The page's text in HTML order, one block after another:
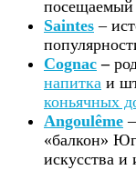
посещаемый
Saintes –
Cognac –
напитка и
коньячных
Angoulême
«балкон»
искусства и